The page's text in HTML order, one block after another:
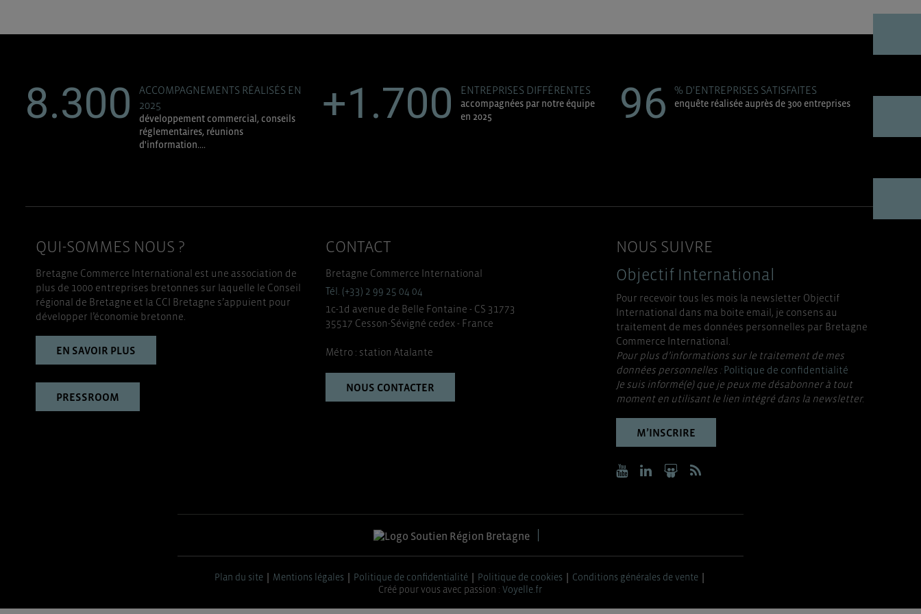
8.300
ACCOMPAGNEMENTS RÉALISÉS EN
2025
développement commercial, conseils
réglementaires, réunions
d'information....
+1.700 ENTREPRISES DIFFÉRENTES
accompagnées par notre équipe
en 2025
96 % D'ENTREPRISES SATISFAITES
enquête réalisée auprès de 300 entreprises
QUI-SOMMES NOUS ?
Bretagne Commerce International est une association de
plus de 1000 entreprises bretonnes sur laquelle le Conseil
régional de Bretagne et la CCI Bretagne s’appuient pour
développer l’économie bretonne.
EN SAVOIR PLUS
PRESSROOM
CONTACT
Bretagne Commerce International
Tél. (+33) 2 99 25 04 04
1c-1d avenue de Belle Fontaine - CS 31773
35517 Cesson-Sévigné cedex - France
Métro : station Atalante
NOUS CONTACTER
NOUS SUIVRE
Objectif International
Pour recevoir tous les mois la newsletter Objectif
International dans ma boite email, je consens au
traitement de mes données personnelles par Bretagne
Commerce International.
Pour plus d’informations sur le traitement de mes
données personnelles :Politique de confidentialité
Je suis informé(e) que je peux me désabonner à tout
moment en utilisant le lien intégré dans la newsletter.
M’INSCRIRE
Plan du site Mentions légales Politique de confidentialité Politique de cookies
Conditions générales de vente
Créé pour vous avec passion :Voyelle.fr